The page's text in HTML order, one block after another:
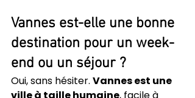
Vannes est-elle une bonne
destination pour un week-
end ou un séjour ?
Oui, sans hésiter. Vannes est une